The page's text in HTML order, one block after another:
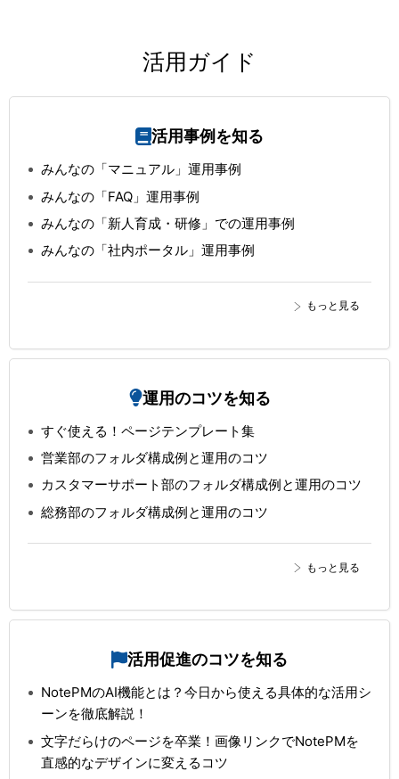
活用ガイド
活用事例を知る
みんなの「マニュアル」運用事例
みんなの「FAQ」運用事例
みんなの「新人育成・研修」での運用事例
みんなの「社内ポータル」運用事例
もっと見る
運用のコツを知る
すぐ使える！ページテンプレート集
営業部のフォルダ構成例と運用のコツ
カスタマーサポート部のフォルダ構成例と運用のコツ
総務部のフォルダ構成例と運用のコツ
もっと見る
活用促進のコツを知る
NotePMのAI機能とは？今日から使える具体的な活用シ
ーンを徹底解説！
文字だらけのページを卒業！画像リンクでNotePMを
直感的なデザインに変えるコツ